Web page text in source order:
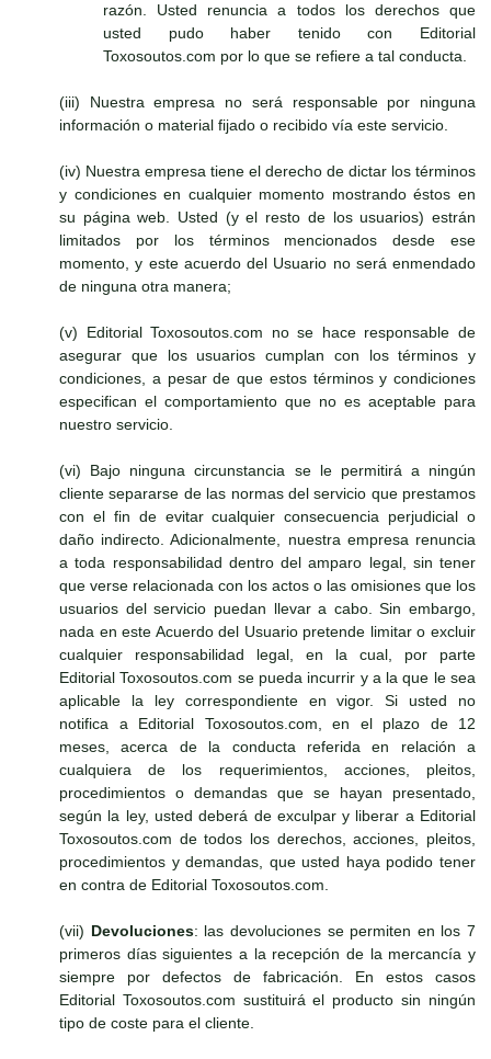
razón. Usted renuncia a todos los derechos que
usted pudo haber tenido con Editorial
Toxosoutos.com por lo que se refiere a tal conducta.
(iii) Nuestra empresa no será responsable por ninguna
información o material fijado o recibido vía este servicio.
(iv) Nuestra empresa tiene el derecho de dictar los términos
y condiciones en cualquier momento mostrando éstos en
su página web. Usted (y el resto de los usuarios) estrán
limitados por los términos mencionados desde ese
momento, y este acuerdo del Usuario no será enmendado
de ninguna otra manera;
(v) Editorial Toxosoutos.com no se hace responsable de
asegurar que los usuarios cumplan con los términos y
condiciones, a pesar de que estos términos y condiciones
especifican el comportamiento que no es aceptable para
nuestro servicio.
(vi) Bajo ninguna circunstancia se le permitirá a ningún
cliente separarse de las normas del servicio que prestamos
con el fin de evitar cualquier consecuencia perjudicial o
daño indirecto. Adicionalmente, nuestra empresa renuncia
a toda responsabilidad dentro del amparo legal, sin tener
que verse relacionada con los actos o las omisiones que los
usuarios del servicio puedan llevar a cabo. Sin embargo,
nada en este Acuerdo del Usuario pretende limitar o excluir
cualquier responsabilidad legal, en la cual, por parte
Editorial Toxosoutos.com se pueda incurrir y a la que le sea
aplicable la ley correspondiente en vigor. Si usted no
notifica a Editorial Toxosoutos.com, en el plazo de 12
meses, acerca de la conducta referida en relación a
cualquiera de los requerimientos, acciones, pleitos,
procedimientos o demandas que se hayan presentado,
según la ley, usted deberá de exculpar y liberar a Editorial
Toxosoutos.com de todos los derechos, acciones, pleitos,
procedimientos y demandas, que usted haya podido tener
en contra de Editorial Toxosoutos.com.
(vii) Devoluciones: las devoluciones se permiten en los 7
primeros días siguientes a la recepción de la mercancía y
siempre por defectos de fabricación. En estos casos
Editorial Toxosoutos.com sustituirá el producto sin ningún
tipo de coste para el cliente.